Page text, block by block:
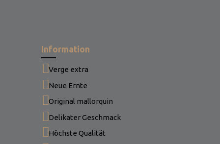
Information
Verge extra
Neue Ernte
Original mallorquin
Delikater Geschmack
Höchste Qualität